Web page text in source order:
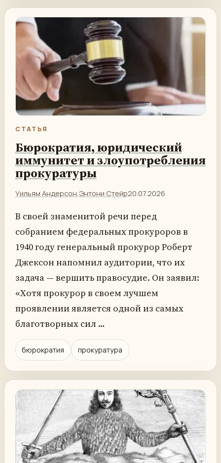
СТАТЬЯ
Бюрократия, юридический
иммунитет и злоупотребления
прокуратуры
Уильям Андерсон Энтони Стейр20.07.2026
В своей знаменитой речи перед
собранием федеральных прокуроров в
1940 году генеральный прокурор Роберт
Джексон напомнил аудитории, что их
задача — вершить правосудие. Он заявил:
«Хотя прокурор в своем лучшем
проявлении является одной из самых
благотворных сил …
бюрократия прокуратура